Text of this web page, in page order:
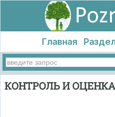
Главная
КОНТРОЛЬ И